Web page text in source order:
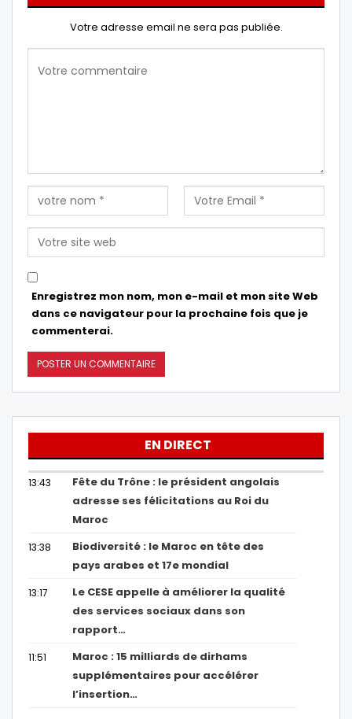
Votre adresse email ne sera pas publiée.
Enregistrez mon nom, mon e-mail et mon site Web
dans ce navigateur pour la prochaine fois que je
commenterai.
EN DIRECT
13:43
Fête du Trône : le président angolais
adresse ses félicitations au Roi du
Maroc
13:38
Biodiversité : le Maroc en tête des
pays arabes et 17e mondial
13:17
Le CESE appelle à améliorer la qualité
des services sociaux dans son
rapport…
11:51
Maroc : 15 milliards de dirhams
supplémentaires pour accélérer
l’insertion…